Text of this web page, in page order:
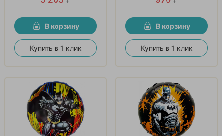
В корзину
Купить в 1 клик
В корзину
Купить в 1 клик